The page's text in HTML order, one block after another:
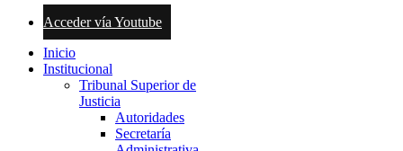
Acceder vía Youtube
Inicio
Institucional
Tribunal Superior de
Justicia
Autoridades
Secretaría